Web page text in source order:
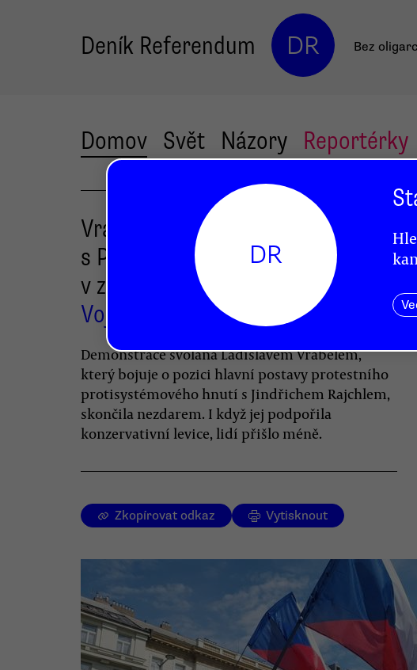
Deník Referendum DR Bez
Domov Svět Názory Reportérky
Vrabel se pokusil o comeback
s Paroubkem a Kavanem
v zádech. Jen lidé nepřišli
Vojtěch Petrů
Demonstrace svolaná Ladislavem Vrabelem,
který bojuje o pozici hlavní postavy protestního
protisystémového hnutí s Jindřichem Rajchlem,
skončila nezdarem. I když jej podpořila
konzervativní levice, lidí přišlo méně.
Zkopírovat odkaz Vytisknout
DR